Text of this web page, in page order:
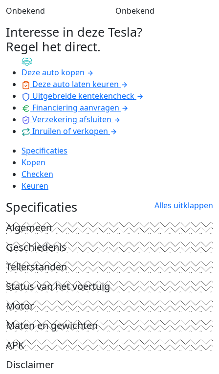
Onbekend
Onbekend
Interesse in deze Tesla?
Regel het direct.
Deze auto kopen
Deze auto laten keuren
Uitgebreide kentekencheck
Financiering aanvragen
Verzekering afsluiten
Inruilen of verkopen
Specificaties
Kopen
Checken
Keuren
Specificaties Alles uitklappen
Algemeen
Geschiedenis
Tellerstanden
Status van het voertuig
Motor
Maten en gewichten
APK
Disclaimer